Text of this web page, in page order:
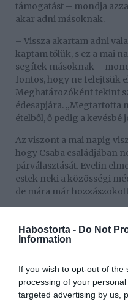
Habostorta - Do Not
Information
If you wish to opt-out of
processing of your
targeted advertising by us,
támogatást – mondja
akar adni másoknak.
– Vissza akartam adni
kaptam tőlük, s ez a mai
segítek másoknak –
fontos, hogy ne felejtsük
Meghatározóként tekint
édesapjára. „Megtartotta
ételből, ő pedig a kevésbé
Az viszont a mai napig
hogy Csaba családjában
párválasztását. Evelin
estek neki a közösségi
de mára már
kommentek
– mondta, hozzátéve:
sikerült enyhíteni a saját
szerinte mindig meg kell